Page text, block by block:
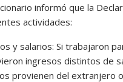
informó que la
actividades:
y salarios: Si trabajaron
ingresos distintos de
provienen del extranjero